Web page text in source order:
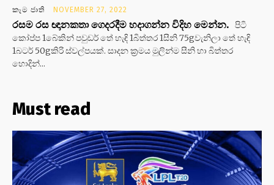
කෑම ජාති NOVEMBER 27, 2022
රසම රස ඥානකතා ගෙදරදීම හදාගන්න විදිහ මෙන්න. පිටි
කෝප්ප 1බේකින් පවුඩර් තේ හැඳි 1බිත්තර 1සීනි 75gවැනිලා තේ හැඳි
1බටර් 50gකිරි ස්වල්පයක්. සාදන ක්‍රමය මුලින්ම සීනි හා බිත්තර
හොදින්...
Must read